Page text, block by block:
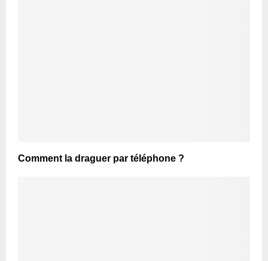
Comment la draguer par téléphone ?